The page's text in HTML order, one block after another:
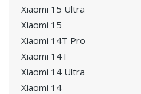
Xiaomi 15 Ultra
Xiaomi 15
Xiaomi 14T Pro
Xiaomi 14T
Xiaomi 14 Ultra
Xiaomi 14